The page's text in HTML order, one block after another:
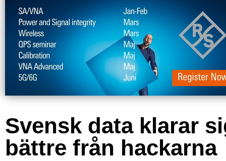
Svensk data klarar
bättre från hackarna